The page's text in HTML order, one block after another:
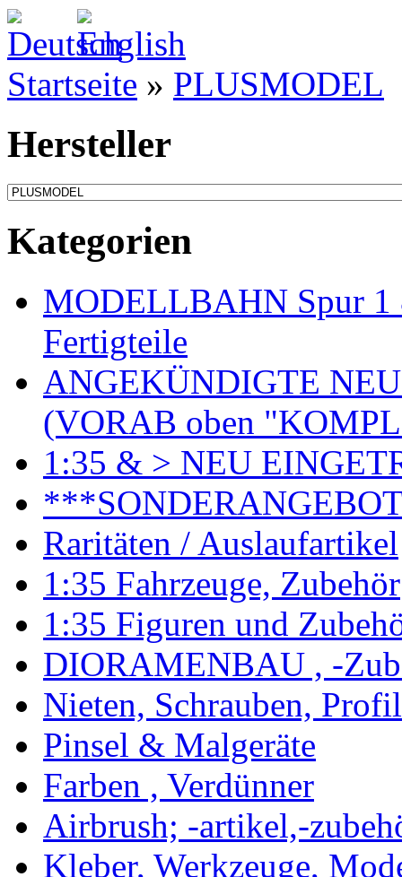
Startseite » PLUSMODEL
Hersteller
Kategorien
MODELLBAHN Spur 1
Fertigteile
ANGEKÜNDIGTE
(VORAB oben
1:35 & > NEU
Raritäten / Auslaufartikel
1:35 Fahrzeuge, Zubehör
1:35 Figuren und
DIORAMENBAU , -
Nieten, Schrauben,
Pinsel & Malgeräte
Farben , Verdünner
Airbrush; -artikel,-
Kleber, Werkzeuge,